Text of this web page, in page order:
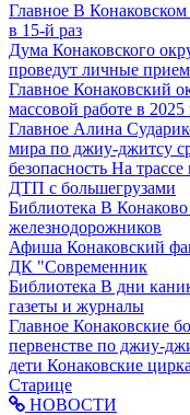
Главное В Конаковском
в 15-й раз
Дума Конаковского
проведут личные
Главное Конаковский
массовой работе в 2025
Главное Алина
мира по джиу-джитсу
безопасность На
ДТП с большегрузами
Библиотека В Конаково
железнодорожников
Афиша Конаковский
ДК "Современник
Библиотека В дни
газеты и журналы
Главное Конаковские
первенстве по джиу-
дети Конаковские
Старице
НОВОСТИ